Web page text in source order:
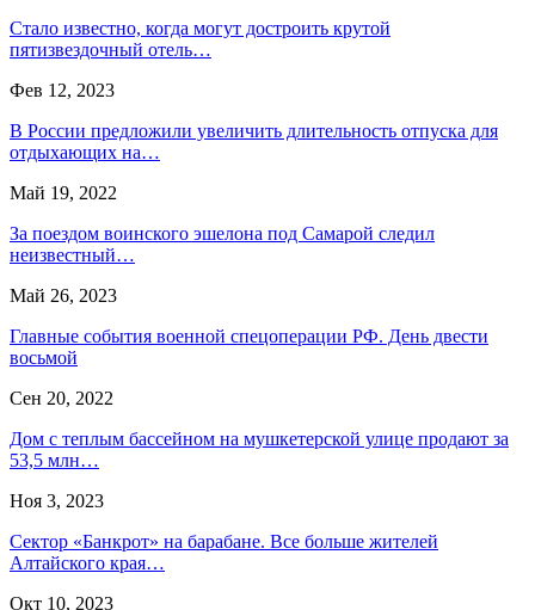
Стало известно, когда могут достроить крутой
пятизвездочный отель…
Фев 12, 2023
В России предложили увеличить длительность отпуска для
отдыхающих на…
Май 19, 2022
За поездом воинского эшелона под Самарой следил
неизвестный…
Май 26, 2023
Главные события военной спецоперации РФ. День двести
восьмой
Сен 20, 2022
Дом с теплым бассейном на мушкетерской улице продают за
53,5 млн…
Ноя 3, 2023
Сектор «Банкрот» на барабане. Все больше жителей
Алтайского края…
Окт 10, 2023